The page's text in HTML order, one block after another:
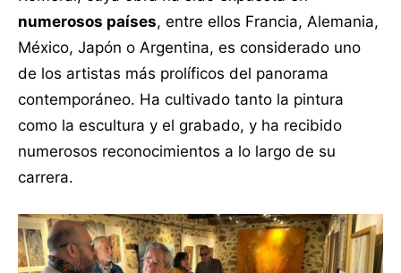
numerosos países, entre ellos Francia, Alemania,
México, Japón o Argentina, es considerado uno
de los artistas más prolíficos del panorama
contemporáneo. Ha cultivado tanto la pintura
como la escultura y el grabado, y ha recibido
numerosos reconocimientos a lo largo de su
carrera.